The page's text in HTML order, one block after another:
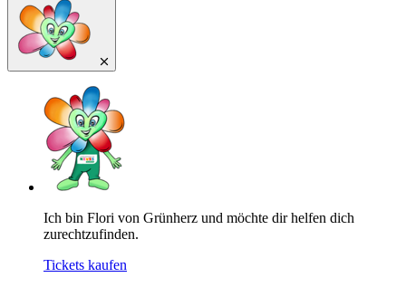
Ich bin Flori von Grünherz und möchte dir helfen dich
zurechtzufinden.
Tickets kaufen